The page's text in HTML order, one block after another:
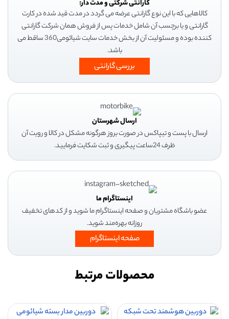
گارانتی شرکتی و مدت دار:
کالاهایی که با این نوع گارانتی عرضه می گردد در مدت قید شده در کارت
گارانتی و یا برچسب آن شامل خدمات پس از فروش همان شرکت گارانتی
کننده بوده و مسئولیت آن از بخش خدمات سایت شیائومی360 ساقط می
باشد.
بررسی گارانتی
ارسال شهرستان
ارسال با پست و تیپاکس در صورت بروز هرگونه مشکل در کالا و رویت آن
ظرف 24ساعت پیگیری و ثبت شکایت فرمایید.
اینستاگرام ما
عضو باشگاه مشتریان و صفحه اینستاگرام ما شوید و از کدهای تخفیف
روزانه بهره‌مند شوید.
صفحه اینستاگرام
محصولات مرتبط